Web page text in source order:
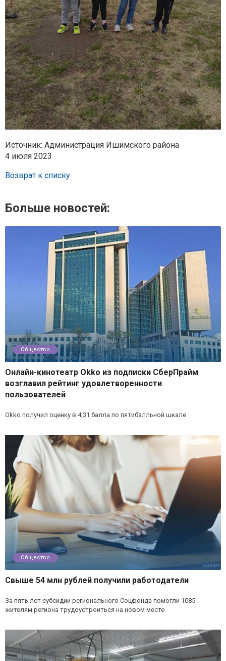
Источник: Администрация Ишимского района
4 июля 2023
Возврат к списку
Больше новостей:
Общество
Онлайн-кинотеатр Okko из подписки СберПрайм
возглавил рейтинг удовлетворенности
пользователей
Okko получил оценку в 4,31 балла по пятибалльной шкале
Общество
Свыше 54 млн рублей получили работодатели
За пять лет субсидии регионального Соцфонда помогли 1085
жителям региона трудоустроиться на новом месте